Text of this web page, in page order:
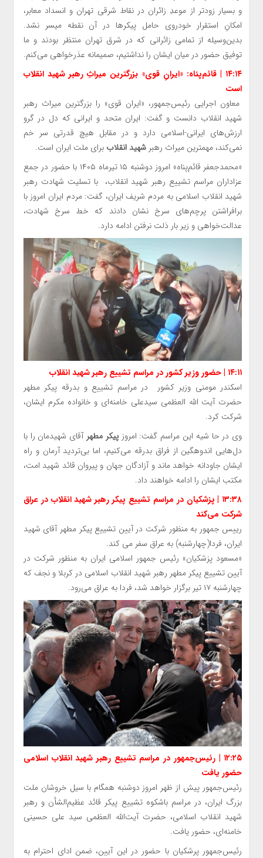
و بسیار زودتر از موعدِ زائران در نقاط شرقی تهران و انسداد معابر،
امکانِ استقرار خودروی حامل پیکرها در آن نقطه میسر نشد.
بدین‌وسیله از تمامی زائرانی که در شرق تهران منتظر بودند و ما
توفیق حضور در میان ایشان را نداشتیم، صمیمانه عذرخواهی می‌کنم.
۱۴:۱۴ | قائم‌پناه: «ایرانِ قوی» بزرگترین میراثِ رهبر شهید انقلاب
است
معاون اجرایی رئیس‌جمهور، «ایران قوی» را بزرگترین میراث رهبر
شهید انقلاب دانست و گفت: ایران متحد و ایرانی که دل در گرو
ارزش‌های ایرانی-اسلامی دارد و در مقابل هیچ قدرتی سر خم
نمی‌کند، مهمترین میراث رهبر شهید انقلاب برای ملت ایران است.
«محمدجعفر قائم‌پناه» امروز دوشنبه ۱۵ تیرماه ۱۴۰۵ با حضور در جمع
عزاداران مراسم تشییع رهبر شهید انقلاب، با تسلیت شهادت رهبر
شهید انقلاب اسلامی به مردم شریف ایران، گفت: مردم ایران امروز با
برافراشتن پرچم‌های سرخ نشان دادند که خط سرخ شهادت،
عدالت‌خواهی و زیر بار ذلت نرفتن ادامه دارد.
۱۴:۱۱ | حضور وزیر کشور در مراسم تشییع رهبر شهید انقلاب
اسکندر مومنی وزیر کشور در مراسم تشییع و بدرقه پیکر مطهر
حضرت آیت الله العظمی سیدعلی خامنه‌ای و خانواده مکرم ایشان،
شرکت کرد.
وی در حا شیه این مراسم گفت: امروز پیکر مطهر آقای شهیدمان را با
دل‌هایی اندوهگین از فراق بدرقه می‌کنیم، اما بی‌تردید آرمان و راه
ایشان جاودانه خواهد ماند و آزادگان جهان و پیروان قائد شهید امت،
مکتب ایشان را ادامه خواهند داد.
۱۳:۳۸ | پزشکیان در مراسم تشییع پیکر رهبر شهید انقلاب در عراق
شرکت می‌کند
رییس جمهور به منظور شرکت در آیین تشییع پیکر مطهر آقای شهید
ایران، فردا(چهارشنبه) به عراق سفر می کند.
«مسعود پزشکیان» رئیس‌ جمهور اسلامی ایران به منظور شرکت در
آیین تشییع پیکر مطهر رهبر شهید انقلاب اسلامی در کربلا و نجف که
چهارشنبه ۱۷ تیر برگزار خواهد شد، فردا به عراق می‌رود.
۱۲:۲۵ | رئیس‌جمهور در مراسم تشییع رهبر شهید انقلاب اسلامی
حضور یافت
رئیس‌جمهور پیش از ظهر امروز دوشنبه همگام با سیل خروشان ملت
بزرگ ایران، در مراسم باشکوه تشییع پیکر قائد عظیم‌الشأن و رهبر
شهید انقلاب اسلامی، حضرت آیت‌الله العظمی سید علی حسینی
خامنه‌ای، حضور یافت.
رئیس‌جمهور پرشکیان با حضور در این آیین، ضمن ادای احترام به